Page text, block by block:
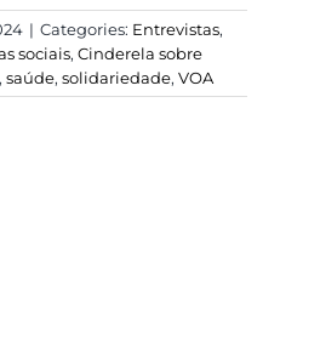
| Categories: Entrevistas,
sociais, Cinderela sobre
saúde, solidariedade, VOA